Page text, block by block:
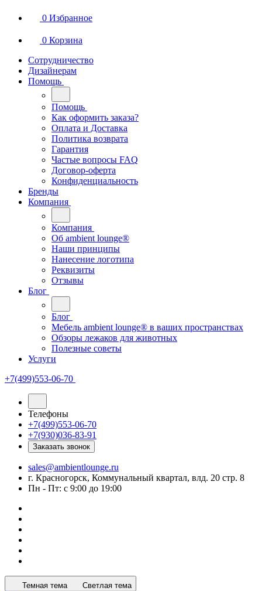
0 Избранное
0 Корзина
Сотрудничество
Дизайнерам
Помощь
Помощь
Как оформить заказа?
Оплата и Доставка
Политика возврата
Гарантия
Частые вопросы FAQ
Договор-оферта
Конфиденциальность
Бренды
Компания
Компания
Oб ambient lounge®
Наши принципы
Нанесение логотипа
Реквизиты
Отзывы
Блог
Блог
Мебель ambient lounge® в ваших пространствах
Обзоры лежаков для животных
Полезные советы
Услуги
+7(499)553-06-70
Телефоны
+7(499)553-06-70
+7(930)036-83-91
Заказать звонок
sales@ambientlounge.ru
г. Красногорск, Коммунальный квартал, влд. 20 стр. 8
Пн - Пт: с 9:00 до 19:00
Темная тема Светлая тема